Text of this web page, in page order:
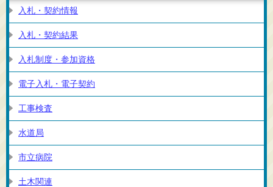
入札・契約情報
入札・契約結果
入札制度・参加資格
電子入札・電子契約
工事検査
水道局
市立病院
土木関連